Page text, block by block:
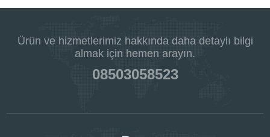
Ürün ve hizmetlerimiz hakkında daha detaylı bilgi
almak için hemen arayın.
08503058523